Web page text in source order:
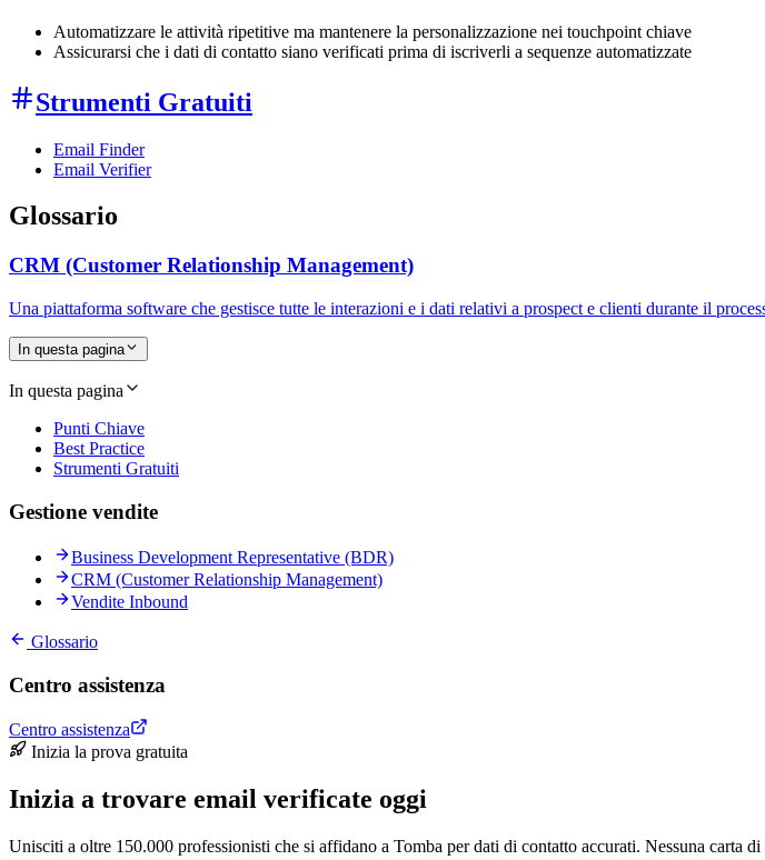
Automatizzare le attività ripetitive ma mantenere la personalizzazione nei touchpoint chiave
Assicurarsi che i dati di contatto siano verificati prima di iscriverli a sequenze automatizzate
Strumenti Gratuiti
Email Finder
Email Verifier
Glossario
CRM (Customer Relationship Management)
Una piattaforma software che gestisce tutte le interazioni e i dati relativi a prospect e clienti durante il
In questa pagina
In questa pagina
Punti Chiave
Best Practice
Strumenti Gratuiti
Gestione vendite
Business Development Representative (BDR)
CRM (Customer Relationship Management)
Vendite Inbound
Glossario
Centro assistenza
Centro assistenza
Inizia la prova gratuita
Inizia a trovare email verificate oggi
Unisciti a oltre 150.000 professionisti che si affidano a Tomba per dati di contatto accurati. Nessuna carta di